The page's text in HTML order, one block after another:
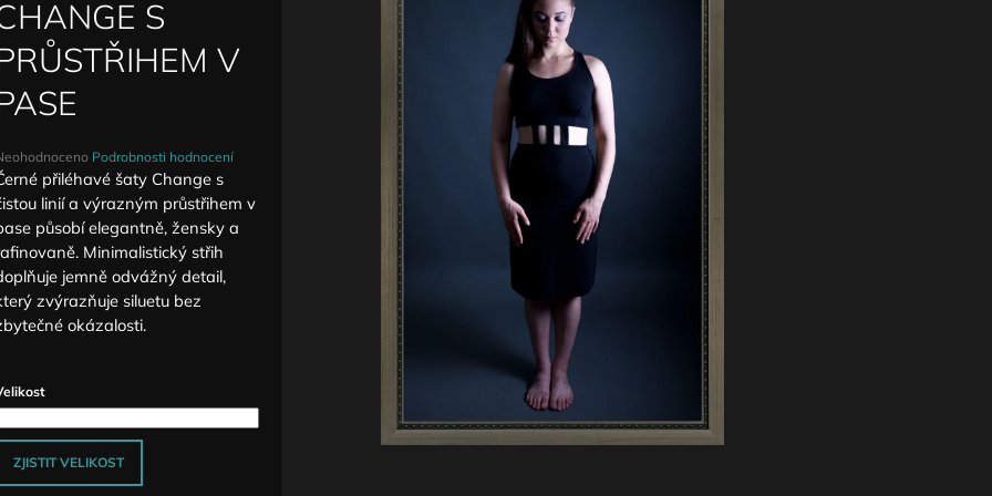
S
V
Podrobnosti hodnocení
přiléhavé šaty Change s
linií a výrazným průstřihem v
působí elegantně, žensky a
Minimalistický střih
jemně odvážný detail,
zvýrazňuje siluetu bez
okázalosti.
ZJISTIT VELIKOST
590 Kč
1 690 Kč